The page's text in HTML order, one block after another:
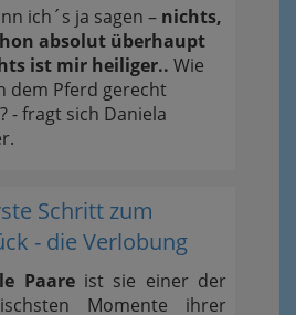
ich´s ja sagen – nichts,
absolut überhaupt
ist mir heiliger.. Wie
dem Pferd gerecht
- fragt sich Daniela
Schritt zum
- die Verlobung
Paareist sie einer der
Momente ihrer